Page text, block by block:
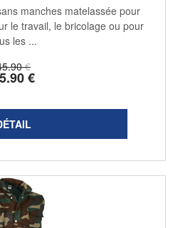
.90 €
.90€
manches matelassée pour
le travail, le bricolage ou pour
les ...